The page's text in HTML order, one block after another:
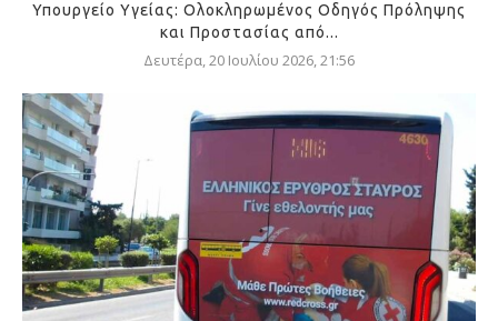
Υπουργείο Υγείας: Ολοκληρωμένος Οδηγός Πρόληψης
και Προστασίας από...
Δευτέρα, 20 Ιουλίου 2026, 21:56